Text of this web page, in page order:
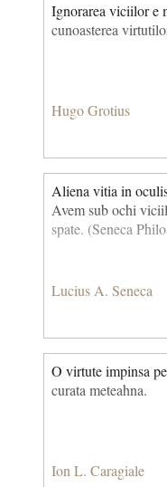
Ignorarea viciilor e
cunoasterea
Hugo Grotius
Aliena vitia in
Avem sub ochi
spate. (Seneca
Lucius A. Seneca
O virtute impinsa
curata meteahna.
Ion L. Caragiale